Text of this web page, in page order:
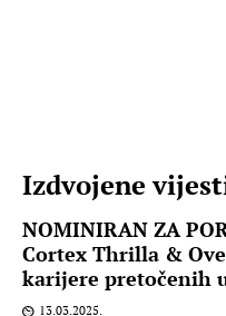
Izdvojene
NOMINIRAN ZA
Cortex Thrilla &
karijere pretočenih
13.03.2025.